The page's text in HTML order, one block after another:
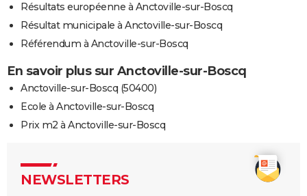
Résultats européenne à Anctoville-sur-Boscq
Résultat municipale à Anctoville-sur-Boscq
Référendum à Anctoville-sur-Boscq
En savoir plus sur Anctoville-sur-Boscq
Anctoville-sur-Boscq (50400)
Ecole à Anctoville-sur-Boscq
Prix m2 à Anctoville-sur-Boscq
NEWSLETTERS